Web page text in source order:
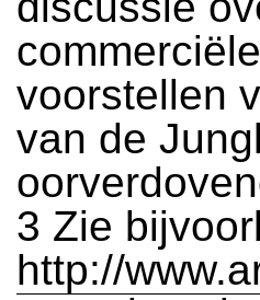
voorstellen
van de
3 Zie
http://